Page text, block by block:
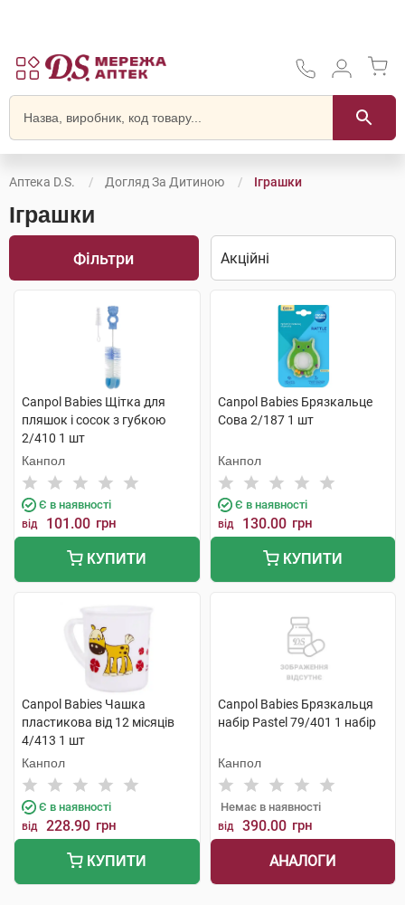
Аптека D.S. Догляд За Дитиною Іграшки
Іграшки
Фільтри
Canpol Babies Щітка для
пляшок і сосок з губкою
2/410 1 шт
Канпол
Є в наявності
від 101.00 грн
КУПИТИ
Canpol Babies Брязкальце
Сова 2/187 1 шт
Канпол
Є в наявності
від 130.00 грн
КУПИТИ
Canpol Babies Чашка
пластикова від 12 місяців
4/413 1 шт
Канпол
Є в наявності
від 228.90 грн
КУПИТИ
Canpol Babies Брязкальця
набір Раstel 79/401 1 набір
Канпол
Немає в наявності
від 390.00 грн
АНАЛОГИ